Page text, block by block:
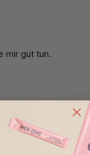
mir gut tun.